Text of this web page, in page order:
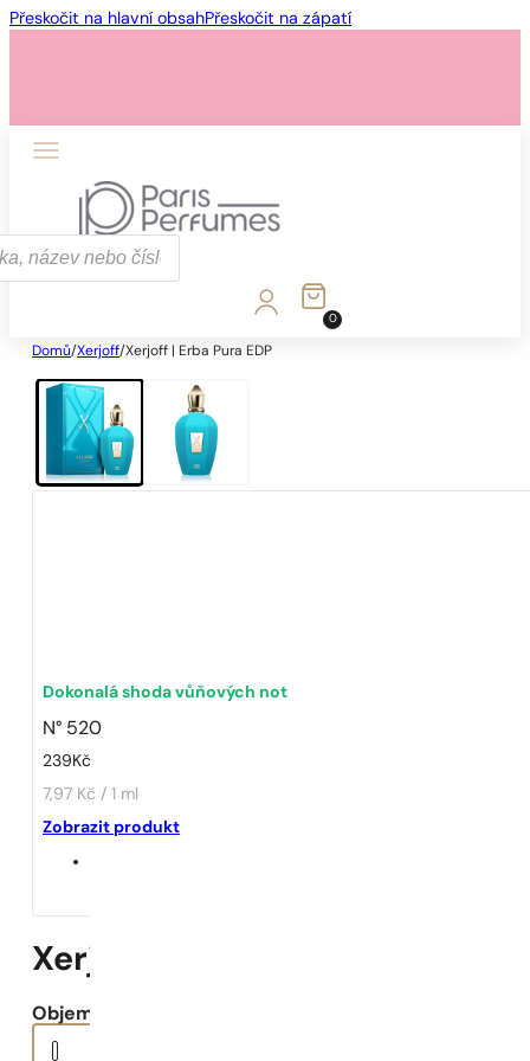
Přeskočit na hlavní obsahPřeskočit na zápatí
0
Domů/Xerjoff/Xerjoff | Erba Pura EDP
Dokonalá shoda vůňových not
N° 520
239 Kč
7,97 Kč / 1 ml
Zobrazit produkt
Xerjoff | Erba Pura EDP
Objem: